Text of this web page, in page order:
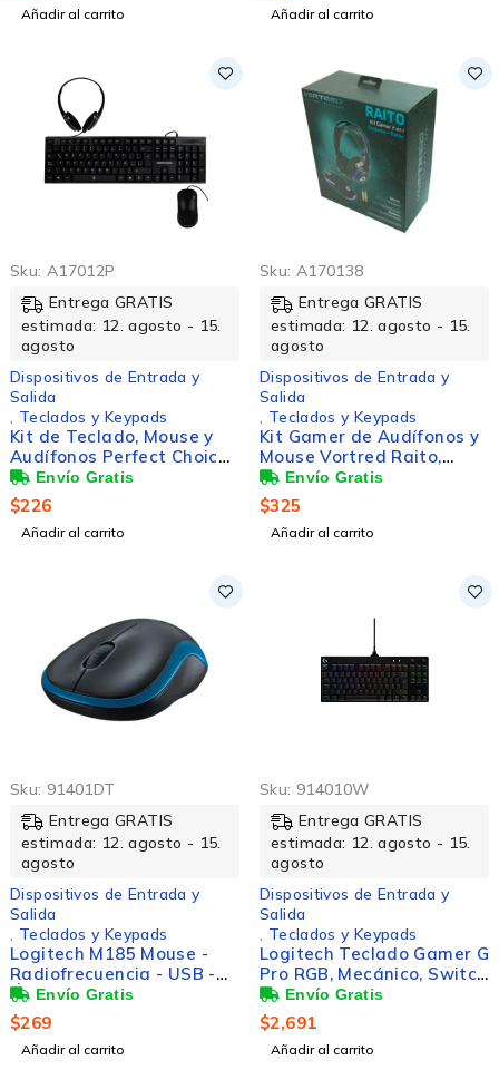
Añadir al carrito Añadir al carrito
Sku: A17012P
Entrega GRATIS
estimada: 12. agosto - 15.
agosto
Dispositivos de Entrada y
Salida
Teclados y Keypads
Kit de Teclado, Mouse y
Audífonos Perfect Choice
PC-201717, Alámbrico,
USB, Negro (Español)
$226
Añadir al carrito
Sku: A170138
Entrega GRATIS
estimada: 12. agosto - 15.
agosto
Dispositivos de Entrada y
Salida
Teclados y Keypads
Kit Gamer de Audífonos y
Mouse Vortred Raito,
Alámbrico, 3.5mm, USB,
Negro
$325
Añadir al carrito
Sku: 91401DT
Entrega GRATIS
estimada: 12. agosto - 15.
agosto
Dispositivos de Entrada y
Salida
Teclados y Keypads
Logitech M185 Mouse -
Radiofrecuencia - USB -
Óptico - 3 Botón(es) -
Azul, Negro - Inalámbrico -
1000 dpi - Rueda de
desplazamiento -
$269
Añadir al carrito
Sku: 914010W
Entrega GRATIS
estimada: 12. agosto - 15.
agosto
Dispositivos de Entrada y
Salida
Teclados y Keypads
Logitech Teclado Gamer G
Pro RGB, Mecánico, Switch
GX Blue, Alámbrico, Negro
(Inglés)
$2,691
Añadir al carrito